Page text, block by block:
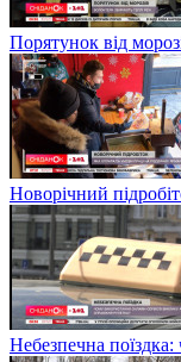
Порятунок від
Новорічний
Небезпечна